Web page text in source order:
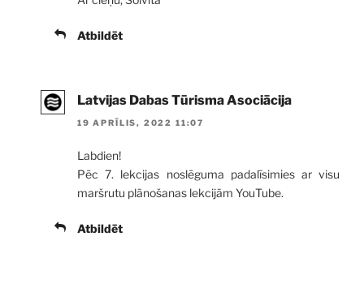
Atbildēt
Latvijas Dabas Tūrisma Asociācija
19 APRĪLIS, 2022 11:07
Labdien!
Pēc 7. lekcijas noslēguma padalīsimies ar visu
maršrutu plānošanas lekcijām YouTube.
Atbildēt